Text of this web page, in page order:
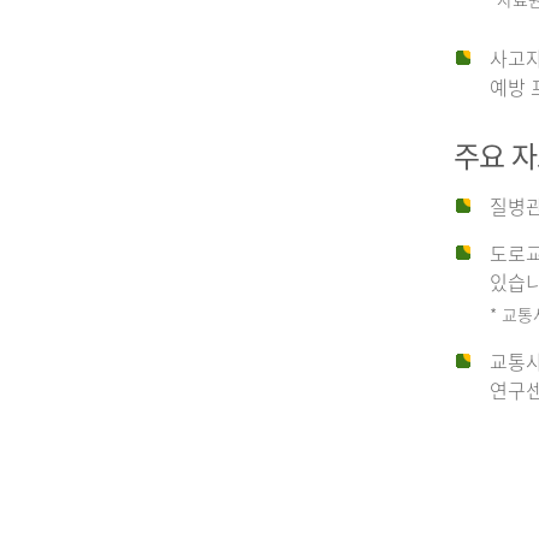
사
종
사고
예방
주요
질병
도로
있습
* 교통
교통
연구